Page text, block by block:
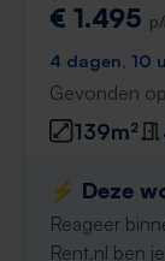
€ 1.495
4 dagen, 10
Gevonden
139m²
⚡️ Deze
Reageer
Rent.nl ben